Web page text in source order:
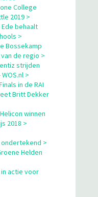
College
2019 >
Ede behaalt
>
Bossekamp
de regio >
strijden
>
in de RAI
Britt Dekker
winnen
2018 >
>
Helden
in actie voor